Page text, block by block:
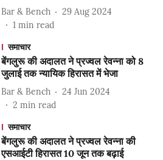
Bar & Bench
29 Aug 2024
1 min read
समाचार
बेंगलुरू की अदालत ने प्रज्वल रेवन्ना को 8
जुलाई तक न्यायिक हिरासत में भेजा
Bar & Bench
24 Jun 2024
2 min read
समाचार
बेंगलुरू की अदालत ने प्रज्वल रेवन्ना की
एसआईटी हिरासत 10 जून तक बढ़ाई